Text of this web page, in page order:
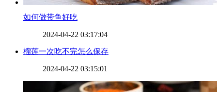
​如何做带鱼好吃
2024-04-22 03:17:04
​榴莲一次吃不完怎么保存
2024-04-22 03:15:01